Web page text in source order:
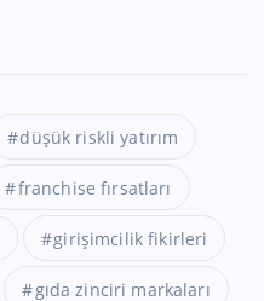
düşük riskli yatırım
franchise fırsatları
girişimcilik fikirleri
gıda zinciri markaları